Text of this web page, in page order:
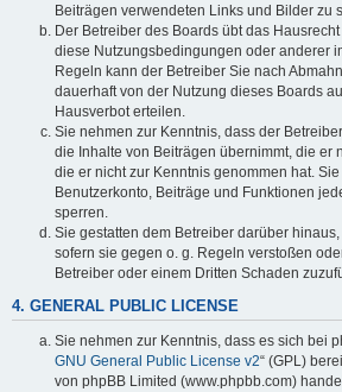
Beiträgen verwendeten Links und Bilder zu
Der Betreiber des Boards übt das
diese Nutzungsbedingungen oder anderer
Regeln kann der Betreiber Sie nach
dauerhaft von der Nutzung dieses Boards
Hausverbot erteilen.
Sie nehmen zur Kenntnis, dass der
die Inhalte von Beiträgen übernimmt, die er
die er nicht zur Kenntnis genommen hat.
Benutzerkonto, Beiträge und Funktionen
sperren.
Sie gestatten dem Betreiber darüber
sofern sie gegen o. g. Regeln verstoßen
Betreiber oder einem Dritten Schaden
4. GENERAL PUBLIC LICENSE
Sie nehmen zur Kenntnis, dass es sich bei
GNU General Public License v2“ (GPL)
von phpBB Limited (www.phpbb.com)